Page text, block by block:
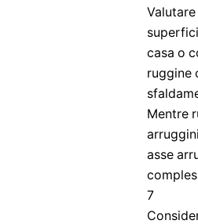
casa o
ruggine
Mentre
asse
7